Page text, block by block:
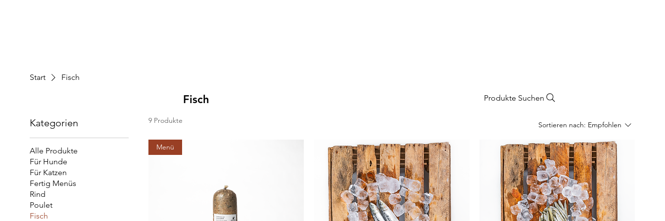
Start Fisch
Fisch
Kategorien
Alle Produkte
Für Hunde
Für Katzen
Fertig Menüs
Rind
Poulet
Fisch
9 Produkte Sortieren nach: Empfohlen
Menü
Produkte Suchen